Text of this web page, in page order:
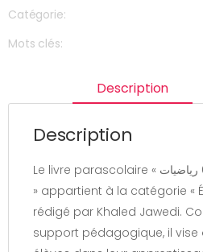
Catégorie:
Mots clés:
Description
Description
Le livre parascolaire « الأنجح في النموذجي سنة 6 رياضيات
» appartient à la catégorie «
rédigé par Khaled Jawedi.
support pédagogique, il